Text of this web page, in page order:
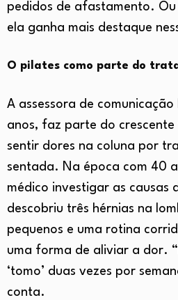
pedidos de afastamento.
ela ganha mais destaque
O pilates como parte do
A assessora de
anos, faz parte do crescente
sentir dores na coluna por
sentada. Na época com 40
médico investigar as causas
descobriu três hérnias na
pequenos e uma rotina
uma forma de aliviar a dor.
‘tomo’ duas vezes por
conta.